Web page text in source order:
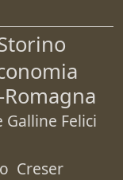
Galline Felici
Creser